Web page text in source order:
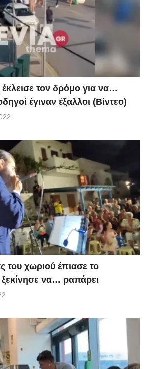
τον δρόμο για να…
έγιναν έξαλλοι (Βίντεο)
του χωριού έπιασε το
να… ραπάρει